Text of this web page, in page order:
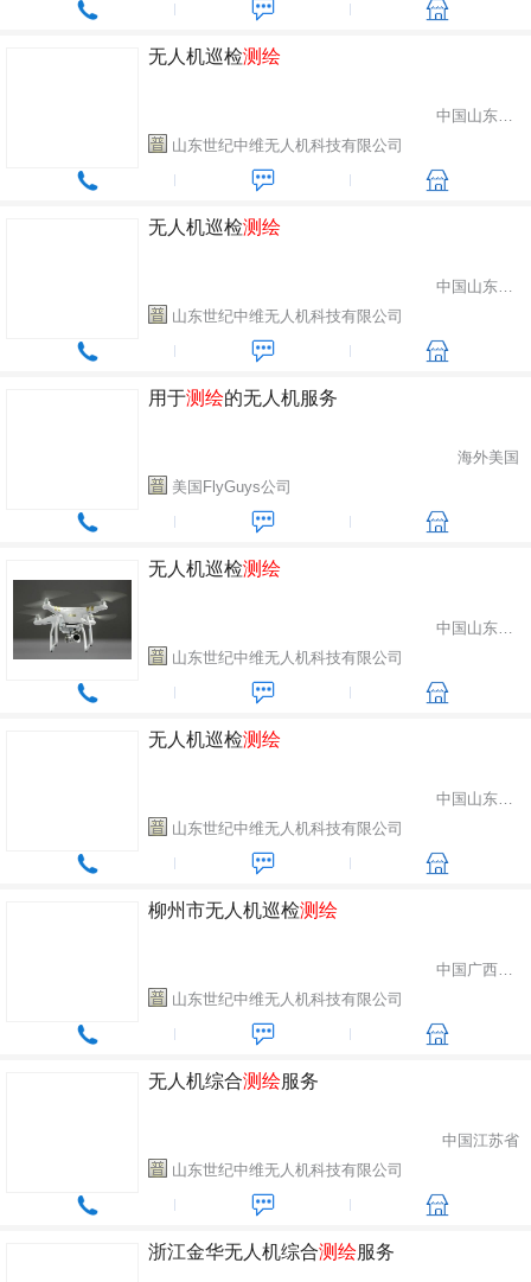
无人机巡检测绘
中国山东省潍坊市
山东世纪中维无人机科技有限公司
无人机巡检测绘
中国山东省潍坊市
山东世纪中维无人机科技有限公司
用于测绘的无人机服务
海外美国
美国FlyGuys公司
无人机巡检测绘
中国山东省潍坊市
山东世纪中维无人机科技有限公司
无人机巡检测绘
中国山东省潍坊市
山东世纪中维无人机科技有限公司
柳州市无人机巡检测绘
中国广西柳州市
山东世纪中维无人机科技有限公司
无人机综合测绘服务
中国江苏省
山东世纪中维无人机科技有限公司
浙江金华无人机综合测绘服务